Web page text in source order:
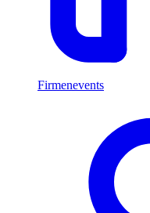
Firmenevents